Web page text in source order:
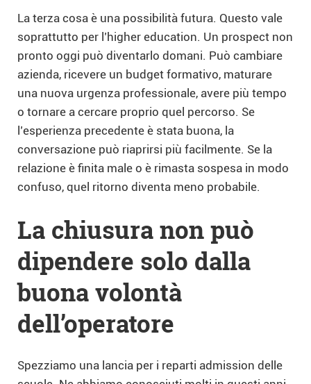
La terza cosa è una possibilità futura. Questo vale
soprattutto per l’higher education. Un prospect non
pronto oggi può diventarlo domani. Può cambiare
azienda, ricevere un budget formativo, maturare
una nuova urgenza professionale, avere più tempo
o tornare a cercare proprio quel percorso. Se
l’esperienza precedente è stata buona, la
conversazione può riaprirsi più facilmente. Se la
relazione è finita male o è rimasta sospesa in modo
confuso, quel ritorno diventa meno probabile.
La chiusura non può
dipendere solo dalla
buona volontà
dell’operatore
Spezziamo una lancia per i reparti admission delle